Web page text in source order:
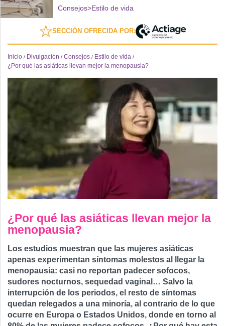
Consejos>Estilo de vida
SECCIÓN OFRECIDA POR:
Inicio / Divulgación / Consejos / Estilo de vida /
¿Por qué las asiáticas llevan mejor la menopausia?
¿Por qué las asiáticas llevan mejor la
menopausia?
Los estudios muestran que las mujeres asiáticas
apenas experimentan síntomas molestos al llegar la
menopausia: casi no reportan padecer sofocos,
sudores nocturnos, sequedad vaginal… Salvo la
interrupción de los periodos, el resto de síntomas
quedan relegados a una minoría, al contrario de lo que
ocurre en Europa o Estados Unidos, donde en torno al